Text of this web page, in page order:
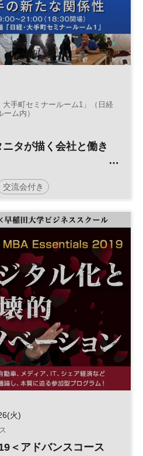
手町セミナールーム1」（日経
ム内）
ニタが描く会社と働き
ル
交流会付き
日夜開催
火)
＜アドバンスコース